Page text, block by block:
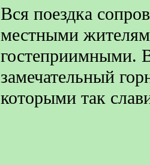
Вся поездка
местными
гостеприимными.
замечательный
которыми так